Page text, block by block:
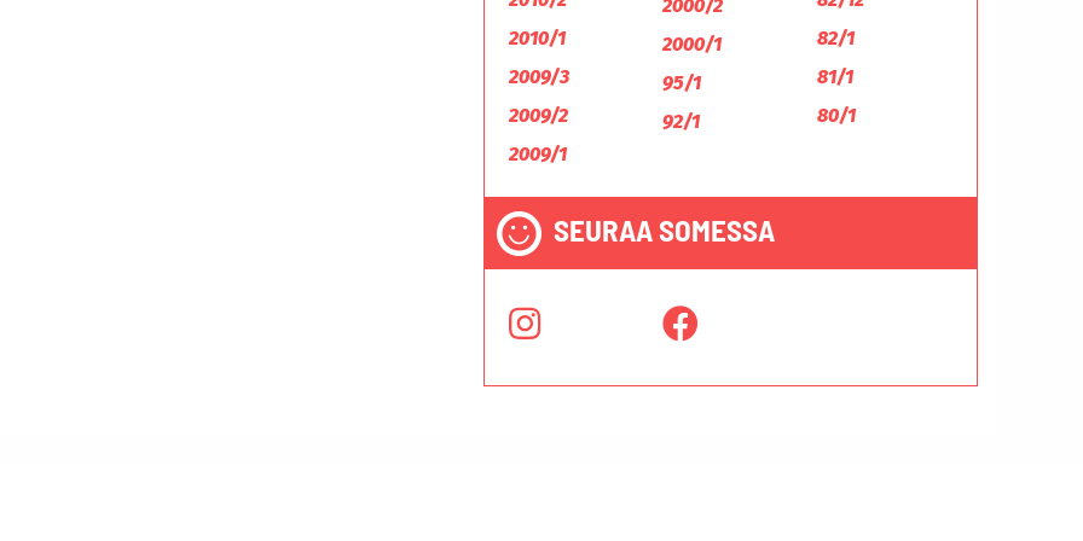
2010/1
2009/3
2009/2
2009/1
2000/2
2000/1
95/1
92/1
82/1
81/1
80/1
SEURAA SOMESSA